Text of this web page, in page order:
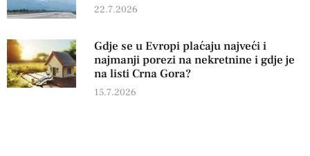
22.7.2026
Gdje se u Evropi plaćaju najveći i
najmanji porezi na nekretnine i gdje je
na listi Crna Gora?
15.7.2026